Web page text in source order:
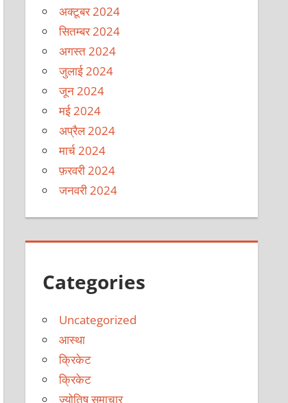
अक्टूबर 2024
सितम्बर 2024
अगस्त 2024
जुलाई 2024
जून 2024
मई 2024
अप्रैल 2024
मार्च 2024
फ़रवरी 2024
जनवरी 2024
Categories
Uncategorized
आस्था
क्रिकेट
क्रिकेट
ज्योतिष समाचार